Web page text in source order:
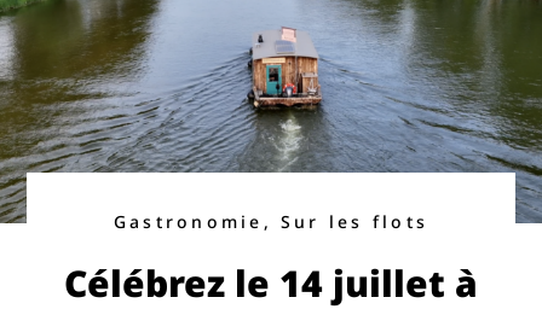
Gastronomie, Sur les flots
Célébrez le 14 juillet à